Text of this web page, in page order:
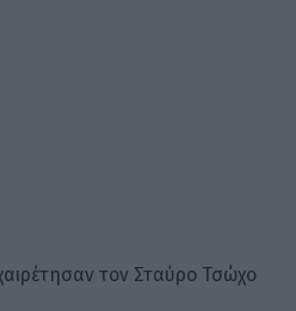
τον Σταύρο Τσώχο